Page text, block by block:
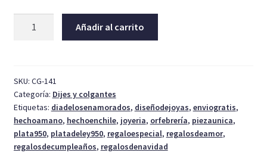
Añadir al carrito
SKU: CG-141
Categoría: Dijes y colgantes
Etiquetas: diadelosenamorados, diseñodejoyas, enviogratis,
hechoamano, hechoenchile, joyeria, orfebrería, piezaunica,
plata950, platadeley950, regaloespecial, regalosdeamor,
regalosdecumpleaños, regalosdenavidad